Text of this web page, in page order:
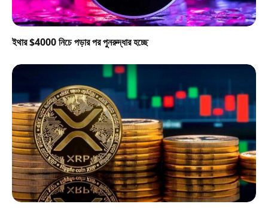
ইথার $4000 নিচে পড়ার পর পুনরুদ্ধার হচ্ছে